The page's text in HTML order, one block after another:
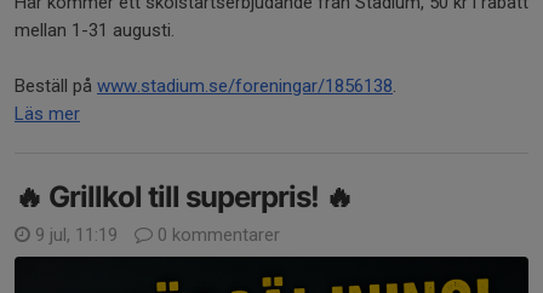
mellan 1-31 augusti.
Beställ på www.stadium.se/foreningar/1856138.
Läs mer
🔥 Grillkol till superpris! 🔥
9 jul, 11:19 0 kommentarer